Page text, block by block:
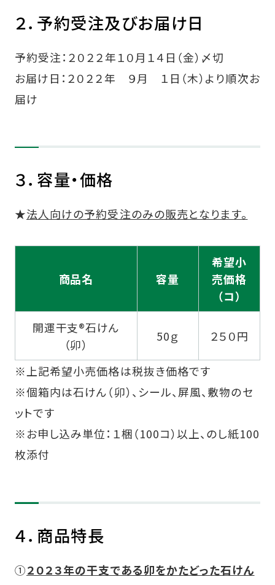
２．予約受注及びお届け日
予約受注：２０２２年１０月１４日（金）〆切
お届け日：２０２２年 ９月 １日（木）より順次お
届け
３．容量・価格
★法人向けの予約受注のみの販売となります。
商品名 容量
希望小
売価格
（コ）
開運干支®石けん
（卯）
50ｇ ２５０円
※上記希望小売価格は税抜き価格です
※個箱内は石けん（卯）、シール、屏風、敷物のセ
ットです
※お申し込み単位：１梱（100コ）以上、のし紙100
枚添付
４．商品特長
①２０２３年の干支である卯をかたどった石けん